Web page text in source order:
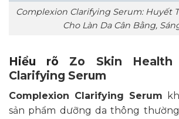
Complexion Clarifying Serum: Huyết
Cho Làn Da Cân Bằng,
Hiểu rõ Zo Skin Health
Clarifying Serum
Complexion Clarifying Serum
sản phẩm dưỡng da thông